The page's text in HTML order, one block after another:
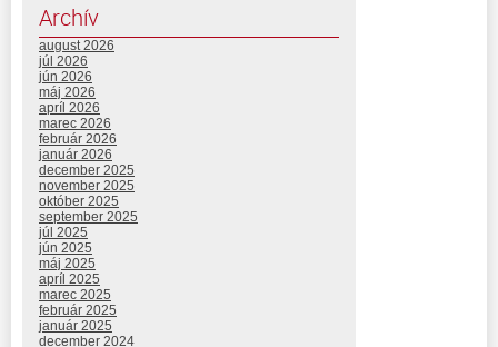
Archív
august 2026
júl 2026
jún 2026
máj 2026
apríl 2026
marec 2026
február 2026
január 2026
december 2025
november 2025
október 2025
september 2025
júl 2025
jún 2025
máj 2025
apríl 2025
marec 2025
február 2025
január 2025
december 2024